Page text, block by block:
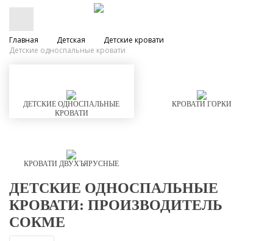
Главная Детская
Детские кровати
Детские односпальные кровати
ДЕТСКИЕ ОДНОСПАЛЬНЫЕ
КРОВАТИ
КРОВАТИ ГОРКИ
КРОВАТИ ДВУХЪЯРУСНЫЕ
ДЕТСКИЕ ОДНОСПАЛЬНЫЕ
КРОВАТИ: ПРОИЗВОДИТЕЛЬ
СОКМЕ